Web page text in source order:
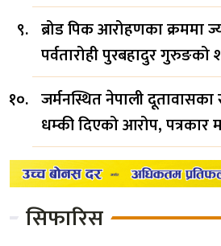
ब्रोड पिक आरोहणका क्रममा
पर्वतारोही पुरबहादुर
जर्मनस्थित नेपाली दूतावासका
धम्की दिएको आरोप, पत्रकार
सिफारिस